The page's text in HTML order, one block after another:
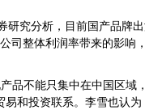
究分析，目前国产品牌
司整体利润率带来的影响
品不能只集中在中国区域
易和投资联系。李雪也认